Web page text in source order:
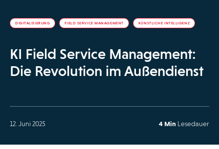
DIGITALISIERUNG FIELD SERVICE MANAGEMENT KÜNSTLICHE INTELLIGENZ
KI Field Service Management:
Die Revolution im Außendienst
12. Juni 2025 4 Min Lesedauer